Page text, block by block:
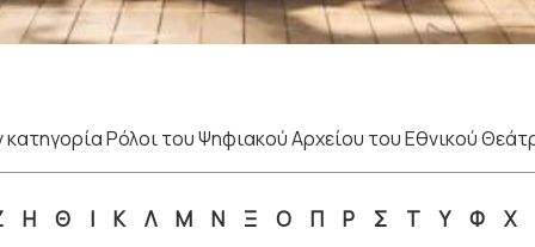
Ρόλοι του Ψηφιακού Αρχείου του Εθνικού
Η Θ Ι Κ Λ Μ Ν Ξ Ο Π Ρ Σ Τ Υ Φ Χ